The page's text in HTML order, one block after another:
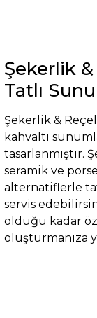
Şekerlik
Tatlı
Şekerlik &
kahvaltı
tasarlanmıştır.
seramik ve
alternatiflerle
servis
olduğu kadar
oluşturmanıza